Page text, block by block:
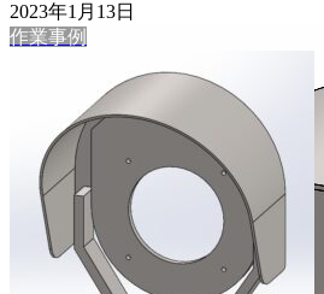
2023年1月13日
作業事例